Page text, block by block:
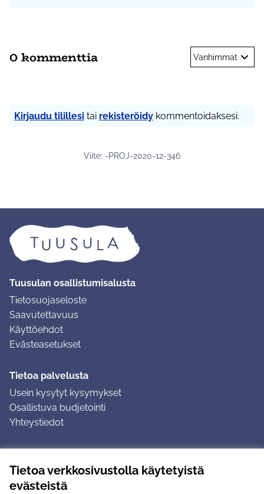
Tietoa verkkosivustolla käytetyistä
evästeistä
0 kommenttia Vanhimmat
Kirjaudu tilillesi tai rekisteröidy kommentoidaksesi.
Viite: -PROJ-2020-12-346
Tuusulan osallistumisalusta
Tietosuojaseloste
Saavutettavuus
Käyttöehdot
Evästeasetukset
Tietoa palvelusta
Usein kysytyt kysymykset
Osallistuva budjetointi
Yhteystiedot
Ohjeet kirjautumiseen
Ohjeet kommentin jättämiseen